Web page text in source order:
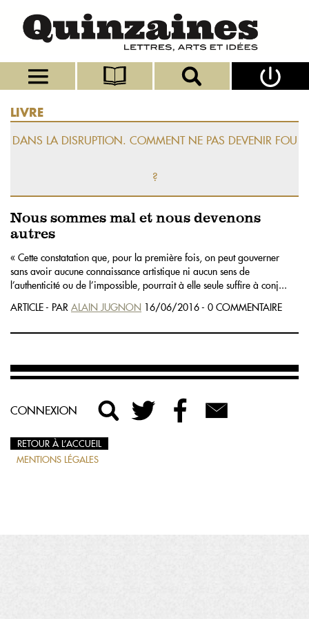
LIVRE
DANS LA DISRUPTION. COMMENT NE PAS DEVENIR FOU
?
Nous sommes mal et nous devenons
autres
« Cette constatation que, pour la première fois, on peut gouverner
sans avoir aucune connaissance artistique ni aucun sens de
l’authenticité ou de l’impossible, pourrait à elle seule suffire à conj...
ARTICLE - PAR ALAIN JUGNON 16/06/2016 - 0 COMMENTAIRE
CONNEXION
RETOUR À L’ACCUEIL
MENTIONS LÉGALES